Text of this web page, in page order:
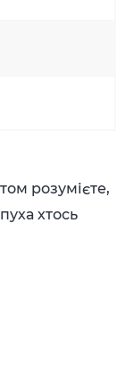
розумієте,
хтось